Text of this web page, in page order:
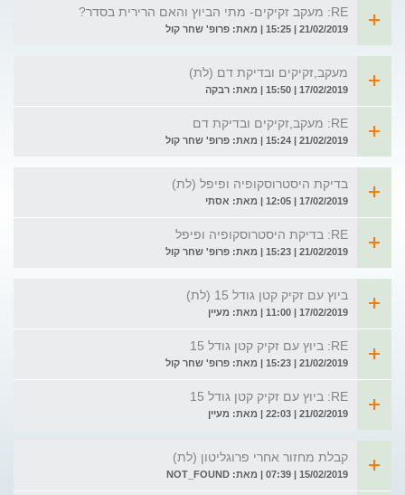
RE: מעקב זקיקים- מתי הביוץ והאם הרירית בסדר?
21/02/2019 | 15:25 | מאת: פרופ' שחר קול
מעקב,זקיקים ובדיקת דם (לת)
17/02/2019 | 15:50 | מאת: רבקה
RE: מעקב,זקיקים ובדיקת דם
21/02/2019 | 15:24 | מאת: פרופ' שחר קול
בדיקת היסטרוסקופיה ופיפל (לת)
17/02/2019 | 12:05 | מאת: אסתי
RE: בדיקת היסטרוסקופיה ופיפל
21/02/2019 | 15:23 | מאת: פרופ' שחר קול
ביוץ עם זקיק קטן גודל 15 (לת)
17/02/2019 | 11:00 | מאת: מעיין
RE: ביוץ עם זקיק קטן גודל 15
21/02/2019 | 15:23 | מאת: פרופ' שחר קול
RE: ביוץ עם זקיק קטן גודל 15
21/02/2019 | 22:03 | מאת: מעיין
קבלת מחזור אחרי פרוגליטון (לת)
15/02/2019 | 07:39 | מאת: NOT_FOUND